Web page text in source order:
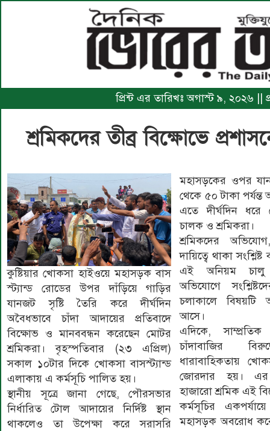
প্রিন্ট এর তারিখঃ অগাস্ট ৯, ২০২৬ ||
শ্রমিকদের তীব্র বিক্ষোভে
কুষ্টিয়ার খোকসা হাইওয়ে মহাসড়ক বাস
স্ট্যান্ড রোডের উপর দাঁড়িয়ে গাড়ির
যানজট সৃষ্টি তৈরি করে দীর্ঘদিন
অবৈধভাবে চাঁদা আদায়ের প্রতিবাদে
বিক্ষোভ ও মানববন্ধন করেছেন মোটর
শ্রমিকরা। বৃহস্পতিবার (২৩ এপ্রিল)
সকাল ১০টার দিকে খোকসা বাসস্ট্যান্ড
এলাকায় এ কর্মসূচি পালিত হয়।
স্থানীয় সূত্রে জানা গেছে, পৌরসভার
নির্ধারিত টোল আদায়ের নির্দিষ্ট স্থান
থাকলেও তা উপেক্ষা করে সরাসরি
মহাসড়কের ওপর
থেকে ৫০ টাকা
এতে দীর্ঘদিন ধরে
চালক ও শ্রমিকরা।
শ্রমিকদের
দায়িত্বে থাকা
এই অনিয়ম চালু
অভিযোগে
চলাকালে
আসে।
এদিকে,
চাঁদাবাজির
ধারাবাহিকতায়
জোরদার হয়। এর
হাজারো শ্রমিক এই
কর্মসূচির
মহাসড়ক অবরোধ